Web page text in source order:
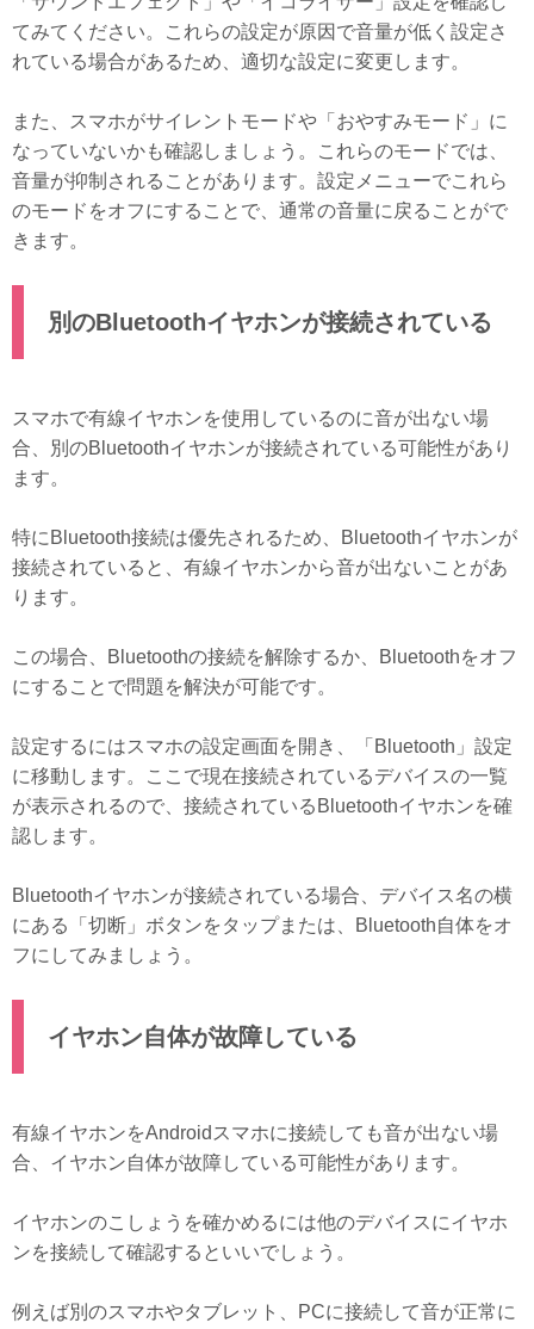
てみてください。これらの設定が原因で音量が低く設定さ
れている場合があるため、適切な設定に変更します。
また、スマホがサイレントモードや「おやすみモード」に
なっていないかも確認しましょう。これらのモードでは、
音量が抑制されることがあります。設定メニューでこれら
のモードをオフにすることで、通常の音量に戻ることがで
きます。
別のBluetoothイヤホンが接続されている
スマホで有線イヤホンを使用しているのに音が出ない場
合、別のBluetoothイヤホンが接続されている可能性があり
ます。
特にBluetooth接続は優先されるため、Bluetoothイヤホンが
接続されていると、有線イヤホンから音が出ないことがあ
ります。
この場合、Bluetoothの接続を解除するか、Bluetoothをオフ
にすることで問題を解決が可能です。
設定するにはスマホの設定画面を開き、「Bluetooth」設定
に移動します。ここで現在接続されているデバイスの一覧
が表示されるので、接続されているBluetoothイヤホンを確
認します。
Bluetoothイヤホンが接続されている場合、デバイス名の横
にある「切断」ボタンをタップまたは、Bluetooth自体をオ
フにしてみましょう。
イヤホン自体が故障している
有線イヤホンをAndroidスマホに接続しても音が出ない場
合、イヤホン自体が故障している可能性があります。
イヤホンのこしょうを確かめるには他のデバイスにイヤホ
ンを接続して確認するといいでしょう。
例えば別のスマホやタブレット、PCに接続して音が正常に